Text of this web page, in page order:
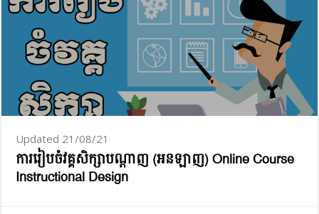
Updated 21/08/21
ការ​​រៀបចំ​​វគ្គ​សិក្សា​បណ្ដាញ (អនឡាញ) Online Course
Instructional Design